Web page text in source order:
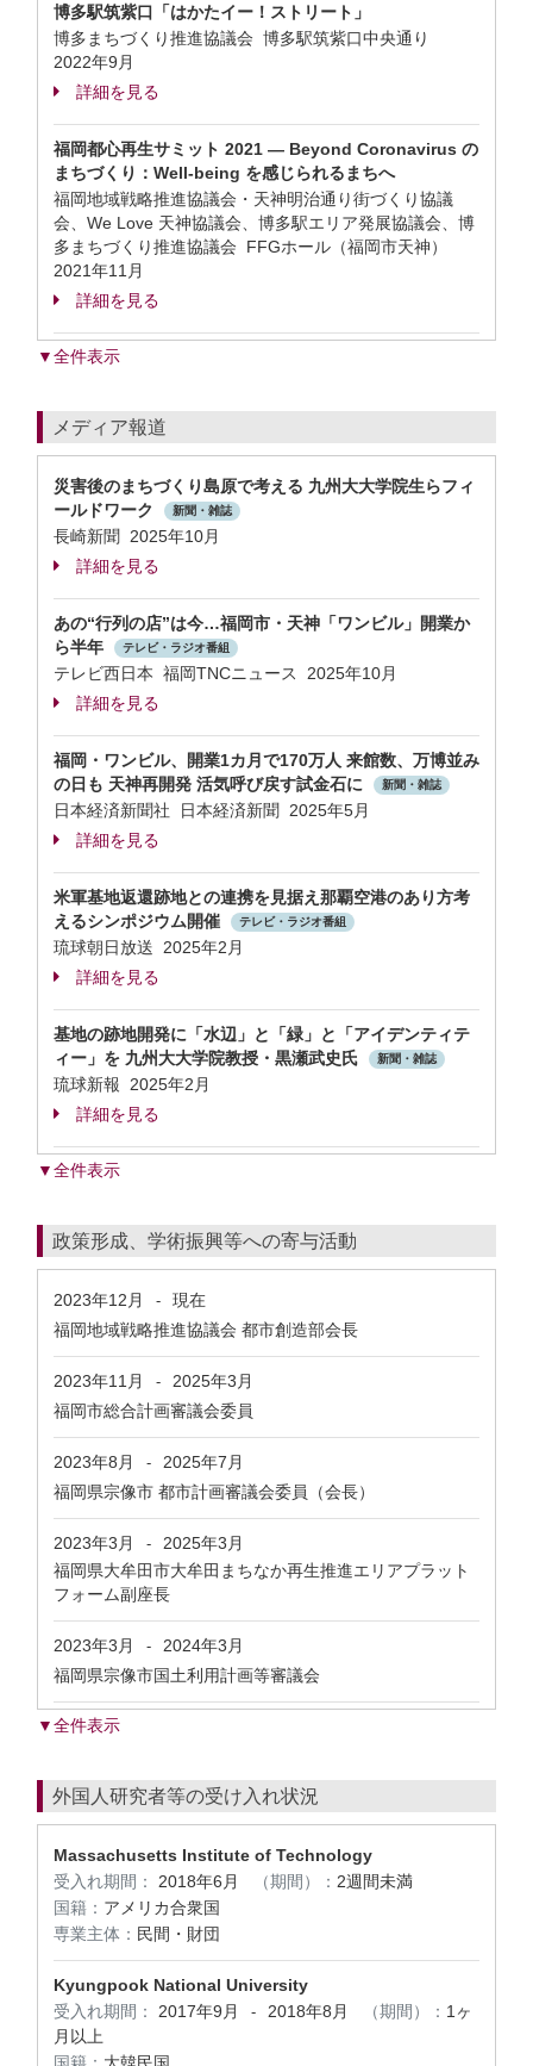
博多駅筑紫口「はかたイー！ストリート」
博多まちづくり推進協議会 博多駅筑紫口中央通り
2022年9月
詳細を見る
福岡都心再生サミット 2021 ― Beyond Coronavirus の
まちづくり：Well-being を感じられるまちへ
福岡地域戦略推進協議会・天神明治通り街づくり協議
会、We Love 天神協議会、博多駅エリア発展協議会、博
多まちづくり推進協議会 FFGホール（福岡市天神）
2021年11月
詳細を見る
▼全件表示
メディア報道
災害後のまちづくり島原で考える 九州大大学院生らフィ
ールドワーク
新聞・雑誌
長崎新聞 2025年10月
詳細を見る
あの“行列の店”は今…福岡市・天神「ワンビル」開業か
ら半年
テレビ・ラジオ番組
テレビ西日本 福岡TNCニュース 2025年10月
詳細を見る
福岡・ワンビル、開業1カ月で170万人 来館数、万博並み
の日も 天神再開発 活気呼び戻す試金石に
新聞・雑誌
日本経済新聞社 日本経済新聞 2025年5月
詳細を見る
米軍基地返還跡地との連携を見据え那覇空港のあり方考
えるシンポジウム開催
テレビ・ラジオ番組
琉球朝日放送 2025年2月
詳細を見る
基地の跡地開発に「水辺」と「緑」と「アイデンティテ
ィー」を 九州大大学院教授・黒瀬武史氏
新聞・雑誌
琉球新報 2025年2月
詳細を見る
▼全件表示
政策形成、学術振興等への寄与活動
2023年12月 -
現在
福岡地域戦略推進協議会 都市創造部会長
2023年11月 -
2025年3月
福岡市総合計画審議会委員
2023年8月 -
2025年7月
福岡県宗像市 都市計画審議会委員（会長）
2023年3月 -
2025年3月
福岡県大牟田市大牟田まちなか再生推進エリアプラット
フォーム副座長
2023年3月 -
2024年3月
福岡県宗像市国土利用計画等審議会
▼全件表示
外国人研究者等の受け入れ状況
Massachusetts Institute of Technology
受入れ期間：
2018年6月 （期間）： 2週間未満
国籍： アメリカ合衆国
専業主体： 民間・財団
Kyungpook National University
受入れ期間：
2017年9月 - 2018年8月 （期間）： 1ヶ
月以上